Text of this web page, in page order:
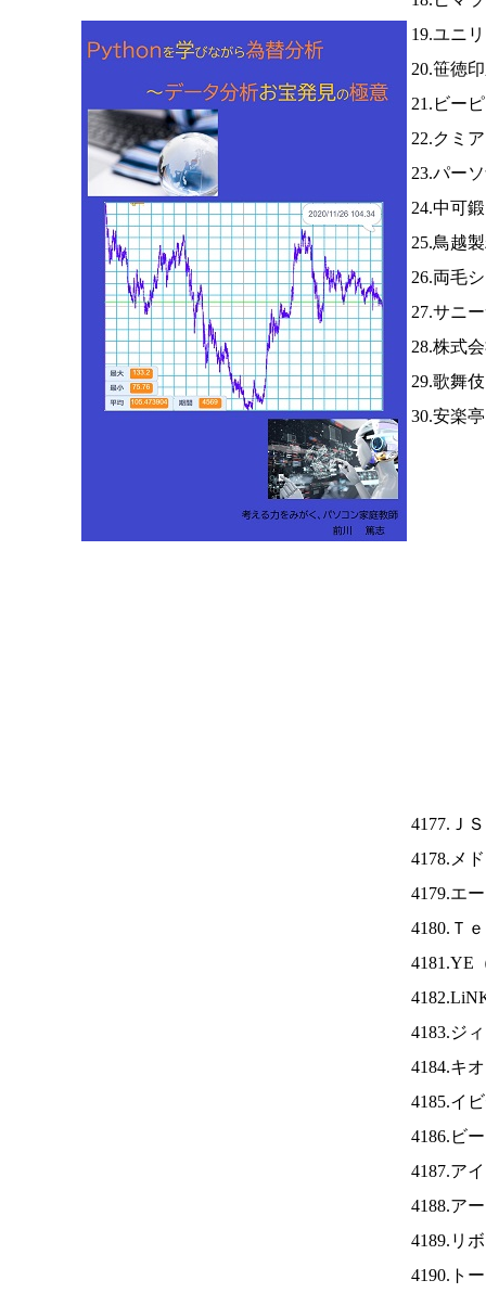
19.ユニ
20.笹徳
21.ビー
22.クミ
23.パー
24.中可
25.鳥越
26.両毛
27.サニ
28.株式
29.歌舞
30.安楽
4177.Ｊ
4178.メ
4179.エ
4180.Ｔ
4181.YE
4183.ジ
4184.キ
4185.イ
4186.ビ
4187.ア
4188.ア
4189.リ
4190.ト